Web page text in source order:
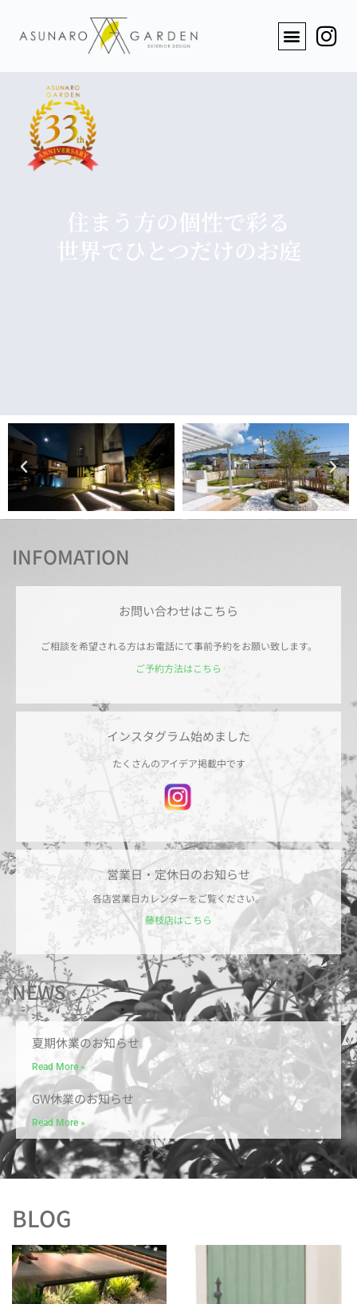
住まう方の個性で彩る
世界でひとつだけのお庭
INFOMATION
お問い合わせはこちら
ご相談を希望される方はお電話にて事前予約をお願い致します。
ご予約方法はこちら
インスタグラム始めました
たくさんのアイデア掲載中です
営業日・定休日のお知らせ
各店営業日カレンダーをご覧ください。
藤枝店はこちら
NEWS
夏期休業のお知らせ
Read More »
GW休業のお知らせ
Read More »
BLOG